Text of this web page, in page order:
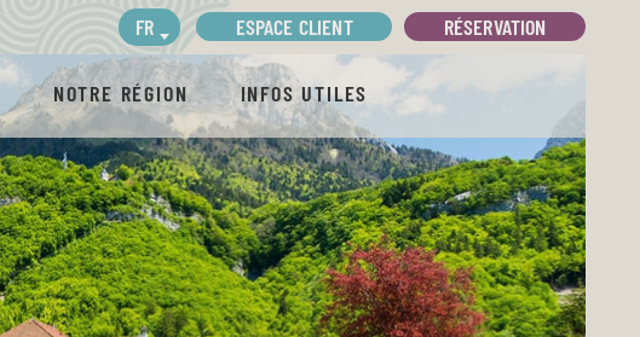
FR ESPACE CLIENT RÉSERVATION
NOTRE RÉGION INFOS UTILES